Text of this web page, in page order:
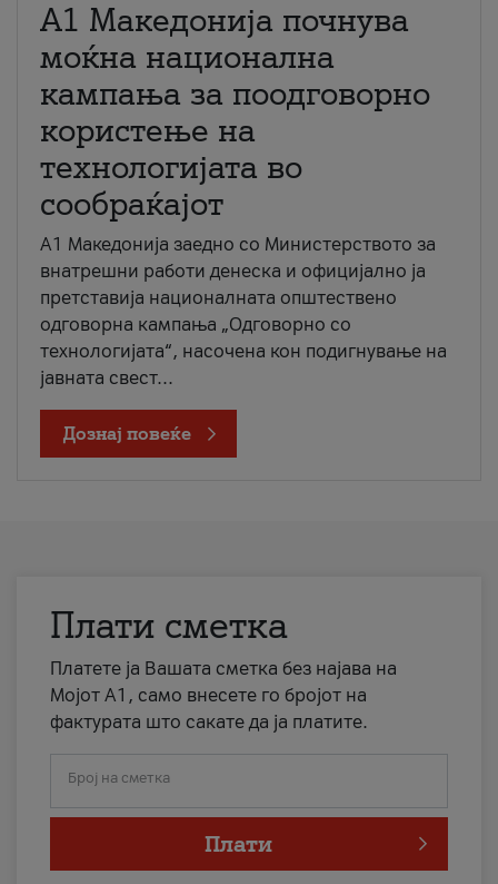
A1 Македонија почнува
моќна национална
кампања за поодговорно
користење на
технологијата во
сообраќајот
A1 Македонија заедно со Министерството за
внатрешни работи денеска и официјално ја
претставија националната општествено
одговорна кампања „Одговорно со
технологијата“, насочена кон подигнување на
јавната свест...
Дознај повеќе
Плати сметка
Платете ја Вашата сметка без најава на
Мојот А1, само внесете го бројот на
фактурата што сакате да ја платите.
Број на сметка
Плати